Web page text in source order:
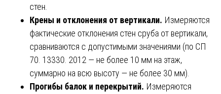
стен.
Крены и отклонения от вертикали. Измеряются
фактические отклонения стен сруба от вертикали,
сравниваются с допустимыми значениями (по СП
70. 13330. 2012 — не более 10 мм на этаж,
суммарно на всю высоту — не более 30 мм).
Прогибы балок и перекрытий. Измеряются